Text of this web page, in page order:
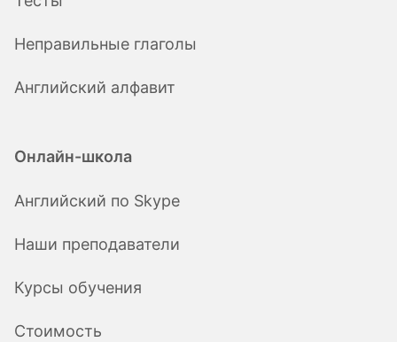
Неправильные глаголы
Английский алфавит
Онлайн-школа
Английский по Skype
Наши преподаватели
Курсы обучения
Стоимость